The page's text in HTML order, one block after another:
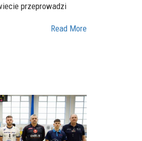
przeprowadzi
Read More